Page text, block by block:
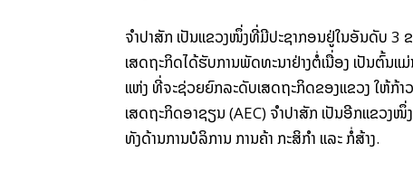
ຈຳປາ​ສັກ ເປັນ​ແຂວງ​ໜຶ່ງທີ່ມີ​ປະຊາກອນ​ຢູ່​ໃນ​ອັນ​ດັບ 3
ເສດຖະກິດ​ໄດ້​ຮັບ​ການ​ພັດທະນາຢ່າງ​ຕໍ່​ເນື່ອງ ເປັນຕົ້
ແຫ່ງ ທີ່​ຈະ​ຊ່ວຍ​ຍົກ​ລະດັບ​ເສດຖະກິດຂອງ​ແຂວງ​ ໃຫ້​ກ້າ
ເສດ​ຖະກິດ​ອາ​ຊຽນ (AEC) ຈຳປາ​ສັກ ເປັນ​ອີກ​ແຂວງ​
ທັງ​ດ້ານການ​ບໍລິການ ການ​ຄ້າ ກະສິກຳ ແລະ ກໍ່ສ້າງ.